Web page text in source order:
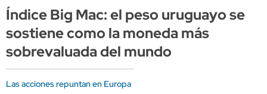
Índice Big Mac: el peso uruguayo se
sostiene como la moneda más
sobrevaluada del mundo
Las acciones repuntan en Europa